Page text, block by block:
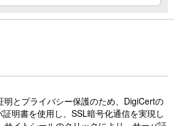
明とプライバシー保護のため、DigiCertの
証明書を使用し、SSL暗号化通信を実現し